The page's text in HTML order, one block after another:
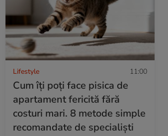
Lifestyle 11:00
Cum îți poți face pisica de
apartament fericită fără
costuri mari. 8 metode simple
recomandate de specialiști